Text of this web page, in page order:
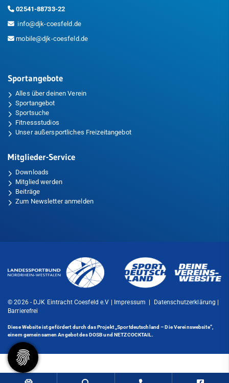
02541-88733-22
info@djk-coesfeld.de
mobile@djk-coesfeld.de
Sportangebote
Alles über deinen Verein
Sportangebot
Sportsuche
Fitnessstudios
Unser außersportliches Freizeitangebot
Mitglieder-Service
Downloads
Mitglied werden
Beiträge
Zum Newsletter anmelden
© 2026 - DJK Eintracht Coesfeld e.V | Impressum Datenschutzerklärung
Barrierefrei
Diese Website ist gefördert durch das Projekt„Sportdeutschland – Die Vereinswebsite”,
einem gemeinsamen Angebot des DOSB und NETZCOCKTAIL.